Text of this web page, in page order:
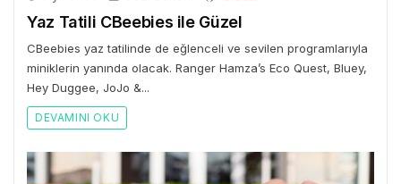
Yaz Tatili CBeebies ile Güzel
CBeebies yaz tatilinde de eğlenceli ve sevilen programlarıyla
miniklerin yanında olacak. Ranger Hamza’s Eco Quest, Bluey,
Hey Duggee, JoJo &...
DEVAMINI OKU